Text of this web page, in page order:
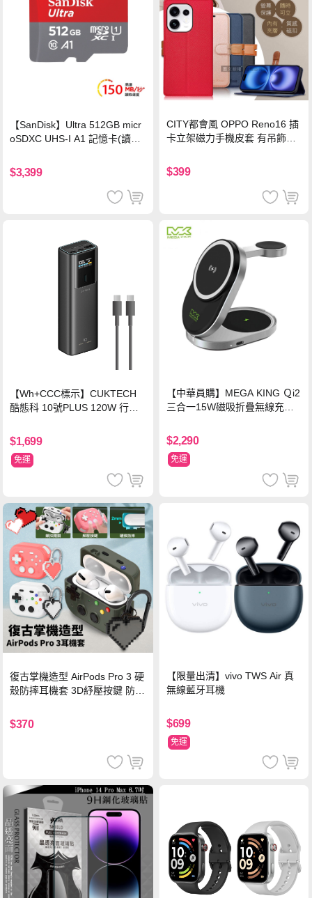
【SanDisk】Ultra 512GB micr
oSDXC UHS-I A1 記憶卡(讀取
$3,399
CITY都會風 OPPO Reno16 插
卡立架磁力手機皮套 有吊飾孔
$399
【Wh+CCC標示】CUKTECH
酷態科 10號PLUS 120W 行動
色
$1,699
免運
【中華員購】MEGA KING Ｑi2
三合一15W磁吸折疊無線充電
$2,290
免運
復古掌機造型 AirPods Pro 3 硬
殼防摔耳機套 3D紓壓按鍵 防開
$370
【限量出清】vivo TWS Air 真
無線藍牙耳機
$699
免運